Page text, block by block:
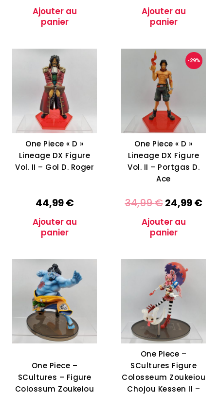
Ajouter au
panier
Ajouter au
panier
One Piece « D »
Lineage DX Figure
Vol. II – Gol D. Roger
44,99€
Ajouter au
panier
-29%
One Piece « D »
Lineage DX Figure
Vol. II – Portgas D.
Ace
34,99€24,99€
Ajouter au
panier
One Piece –
SCultures – Figure
Colossum Zoukeiou
One Piece –
SCultures Figure
Colosseum Zoukeiou
Chojou Kessen II –